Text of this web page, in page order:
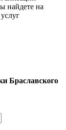
найдете на
Браславского